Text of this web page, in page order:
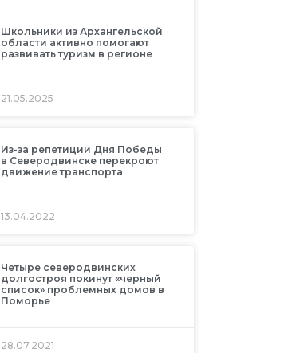
Школьники из Архангельской
области активно помогают
развивать туризм в регионе
21.05.2025
Из-за репетиции Дня Победы
в Северодвинске перекроют
движение транспорта
13.04.2022
Четыре северодвинских
долгостроя покинут «черный
список» проблемных домов в
Поморье
28.07.2021